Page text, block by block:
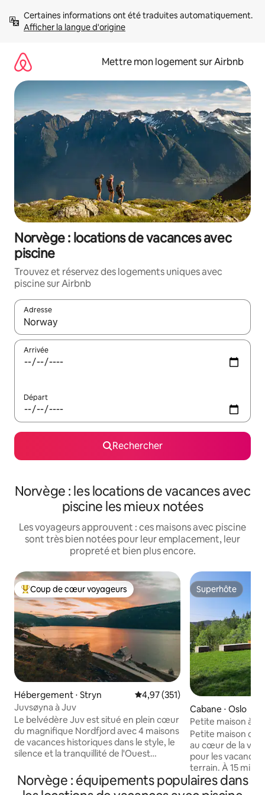
directement
Afficher la langue d'origine
Mettre mon logement sur Airbnb
Norvège : locations de vacances avec
piscine
Trouvez et réservez des logements uniques avec
piscine sur Airbnb
Adresse
Lorsque les résultats s'affichent, utilisez les flèches vers le
Arrivée
Départ
Rechercher
Norvège : les locations de vacances avec
piscine les mieux notées
Les voyageurs approuvent : ces maisons avec piscine
sont très bien notées pour leur emplacement, leur
propreté et bien plus encore.
Coups de cœur voyageurs les plus appréciés
Coup de cœur voyageurs
Hébergement ⋅ Stryn Évaluation moyenne sur la
4,97 (351)
Juvsøyna à Juv
Le belvédère Juv est situé en plein cœur
du magnifique Nordfjord avec 4 maisons
de vacances historiques dans le style, le
silence et la tranquillité de l'Ouest
panoramique magnifique et unique à
180 degrés sur le paysage qui se reflète
Superhôte
Superhôte
Cabane ⋅ Oslo
Petite maison à
d'Oslo
Petite maison
au cœur de la
pour les
terrain. À 15
civilisation ou à
d'Oslo S depuis
Norvège : équipements populaires dans